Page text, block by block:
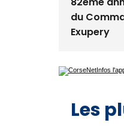
31/07/2026
82ème